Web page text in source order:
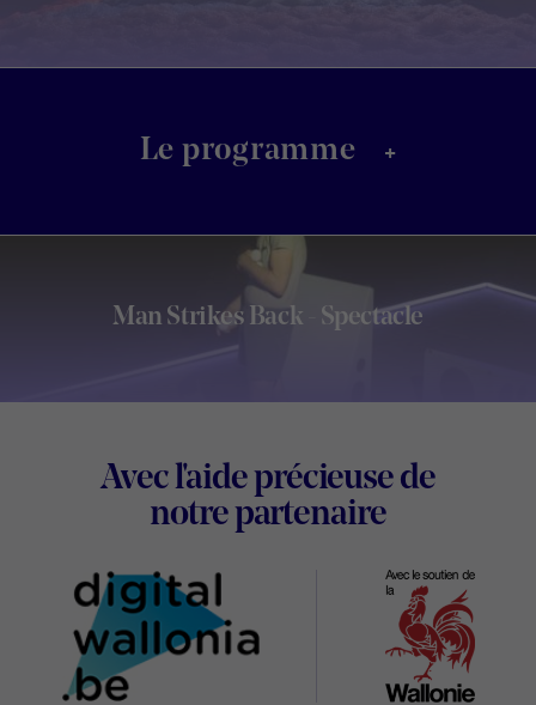
Le programme +
Man Strikes Back - Spectacle
Avec l'aide précieuse de
notre partenaireDigital